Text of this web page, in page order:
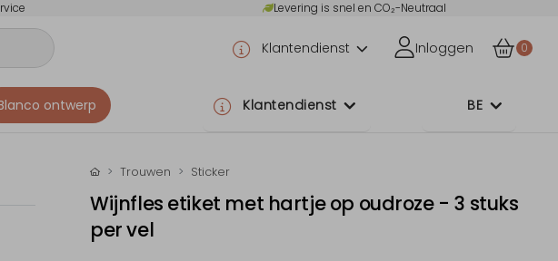
Levering is snel en CO₂-Neutraal
Klantendienst Inloggen 0
ontwerp Klantendienst BE
Trouwen Sticker
Wijnfles etiket met hartje op oudroze - 3 stuks
per vel